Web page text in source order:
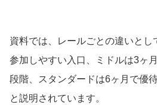
資料では、レールごとの違いと
参加しやすい入口、ミドルは3ヶ
段階、スタンダードは6ヶ月で優
と説明されています。